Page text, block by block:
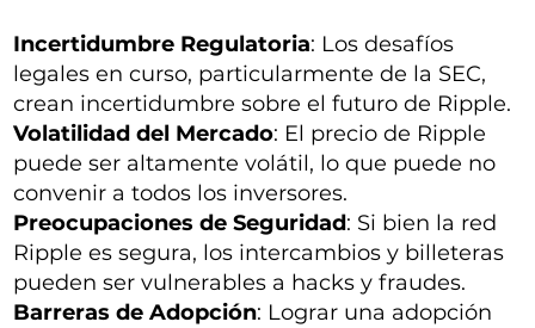
Incertidumbre Regulatoria: Los desafíos
legales en curso, particularmente de la SEC,
crean incertidumbre sobre el futuro de Ripple.
Volatilidad del Mercado: El precio de Ripple
puede ser altamente volátil, lo que puede no
convenir a todos los inversores.
Preocupaciones de Seguridad: Si bien la red
Ripple es segura, los intercambios y billeteras
pueden ser vulnerables a hacks y fraudes.
Barreras de Adopción: Lograr una adopción